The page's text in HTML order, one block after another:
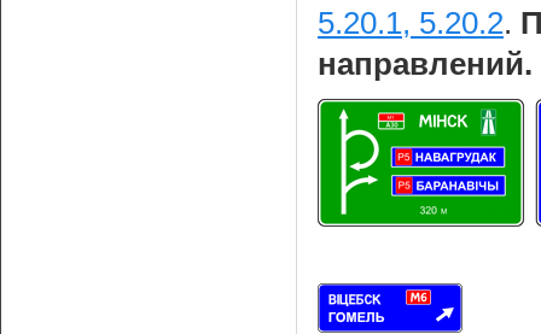
5.20.1, 5.20.2.
направлений.